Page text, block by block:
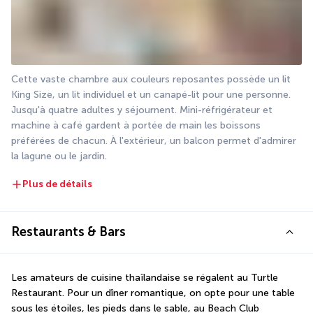
Cette vaste chambre aux couleurs reposantes possède un lit
King Size, un lit individuel et un canapé-lit pour une personne.
Jusqu'à quatre adultes y séjournent. Mini-réfrigérateur et
machine à café gardent à portée de main les boissons
préférées de chacun. À l'extérieur, un balcon permet d'admirer
la lagune ou le jardin.
Plus de détails
Restaurants & Bars
Les amateurs de cuisine thaïlandaise se régalent au Turtle
Restaurant. Pour un dîner romantique, on opte pour une table
sous les étoiles, les pieds dans le sable, au Beach Club